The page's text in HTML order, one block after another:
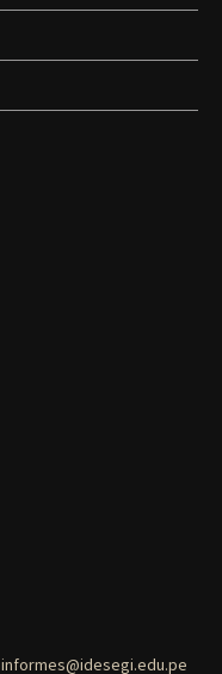
informes@idesegi.edu.pe